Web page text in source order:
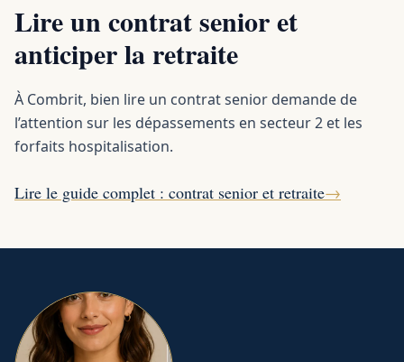
Lire un contrat senior et
anticiper la retraite
À Combrit, bien lire un contrat senior demande de
l’attention sur les dépassements en secteur 2 et les
forfaits hospitalisation.
Lire le guide complet : contrat senior et retraite→